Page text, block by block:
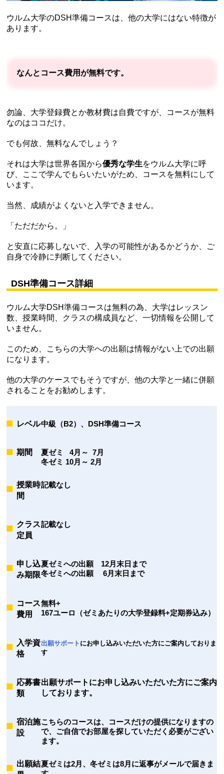
ウルム大学のDSH準備コースは、他の大学にはない特徴が
あります。
なんとコース費用が無料です。
勿論、大学登録費とか教材費は自費ですが、コースが無料
なのはココだけ。
でも何故、無料なんでしょう？
それは大学は世界各国から優秀な学生をウルム大学に呼
び、ここで学んでもらいたいがため、コースを無料にして
います。
当然、成績がよくないと入学できません。
「ただだから。」
と安直に応募しないで、入学の可能性があるかどうか、ご
自身で冷静に判断してください。
DSH準備コース詳細
ウルム大学DSH準備コースは無料の為、大学はレッスン
数、授業時間、クラスの構成員など、一切情報を公開して
いません。
このため、こちらの大学への出願は情報がない上での出願
になります。
他の大学のケースでもそうですが、他の大学と一緒に併願
されることをお勧めします。
レベル中級（B2）、DSH準備コース
期間
夏ゼミ 4月～ 7月
冬ゼミ 10月～ 2月
授業時
間
記載なし
クラス
定員
記載なし
申し込
み期限
夏ゼミへの出願 12月末日まで
冬ゼミへの出願 6月末日まで
コース
費用
無料+
167ユーロ（ゼミあたりの大学登録料+定期券込み）
入学資
格
出願サポート にお申し込みいただいた方にご案内しておりま
す
応募書
類
出願サポートにお申し込みいただいた方にご案内
しております。
宿泊施
設
こちらのコースは、コースだけの提供になりますの
で、ご自信でお部屋を探していただく必要がござい
ます。
出願結夏ゼミは2月、冬ゼミは8月に返事がメールで届きま